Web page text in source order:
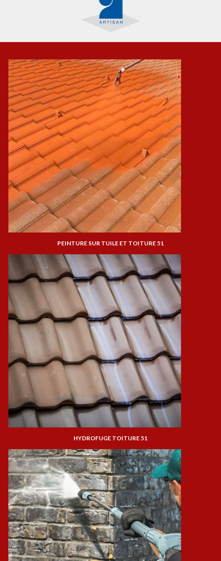
PEINTURE SUR TUILE ET TOITURE 51
HYDROFUGE TOITURE 51